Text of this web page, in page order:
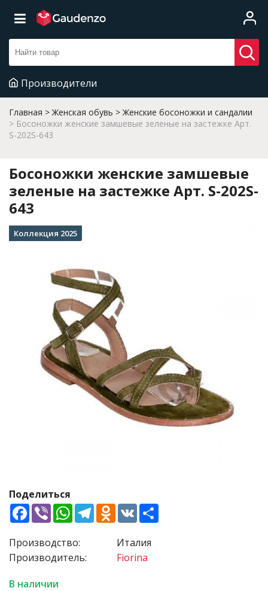
Производители
Главная Женская обувь
Женские босоножки и сандалии
Босоножки женские замшевые зеленые на застежке Арт.
S-202S-643
Босоножки женские замшевые
зеленые на застежке Арт. S-202S-
643
Коллекция 2025
Поделиться
Facebook
ViberWhatsApp
TelegramOdnoklassniki
VK
Производство:
Производитель:
Италия
Fiorina
В наличии